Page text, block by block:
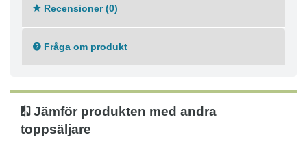
Recensioner (0)
Fråga om produkt
Jämför produkten med andra
toppsäljare